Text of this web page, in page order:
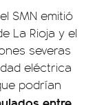
SMN emitió
La Rioja y el
severas
eléctrica
podrían